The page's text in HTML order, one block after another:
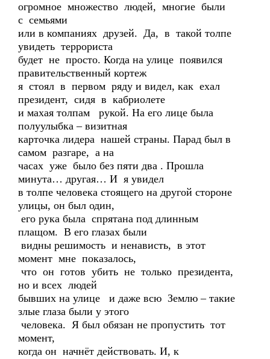
огромное множество людей, многие были
с семьями
или в компаниях друзей. Да, в такой толпе
увидеть террориста
будет не просто. Когда на улице появился
правительственный кортеж
я стоял в первом ряду и видел, как ехал
президент, сидя в кабриолете
и махая толпам рукой. На его лице была
полуулыбка – визитная
карточка лидера нашей страны. Парад был в
самом разгаре, а на
часах уже было без пяти два . Прошла
минута… другая… И я увидел
в толпе человека стоящего на другой стороне
улицы, он был один,
его рука была спрятана под длинным
плащом. В его глазах были
видны решимость и ненависть, в этот
момент мне показалось,
что он готов убить не только президента,
но и всех людей
бывших на улице и даже всю Землю – такие
злые глаза были у этого
человека. Я был обязан не пропустить тот
момент,
когда он начнёт действовать. И, к